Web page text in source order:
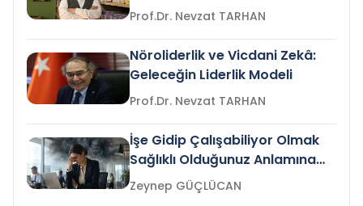
Prof.Dr. Nevzat TARHAN
Nöroliderlik ve Vicdani Zekâ:
Geleceğin Liderlik Modeli
Prof.Dr. Nevzat TARHAN
İşe Gidip Çalışabiliyor Olmak
Sağlıklı Olduğunuz Anlamına
Gelir mi?Zeynep GÜÇLÜCAN